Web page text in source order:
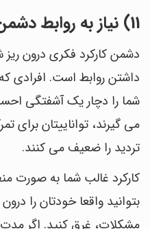
11) نیاز به روابط دشمن شما است
دشمن کارکرد فکری درون ریز
داشتن روابط است. افرادی
شما را دچار یک آشفتگی
می گیرند، تواناییتان برای
تردید را ضعیف می کنند.
کارکرد غالب شما به صورت
بتوانید واقعا خودتان را